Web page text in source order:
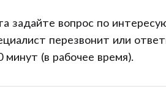
задайте вопрос по
перезвонит или
минут (в рабочее время).